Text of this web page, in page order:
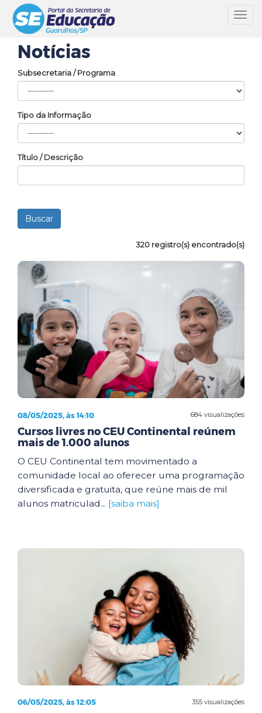
Notícias
Subsecretaria / Programa
Tipo da Informação
Título / Descrição
320 registro(s) encontrado(s)
684 visualizações
08/05/2025, às 14:10
Cursos livres no CEU Continental reúnem
mais de 1.000 alunos
O CEU Continental tem movimentado a
comunidade local ao oferecer uma programação
diversificada e gratuita, que reúne mais de mil
alunos matriculad... [saiba mais]
355 visualizações
06/05/2025, às 12:05